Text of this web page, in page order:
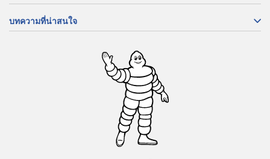
บทความที่น่าสนใจ